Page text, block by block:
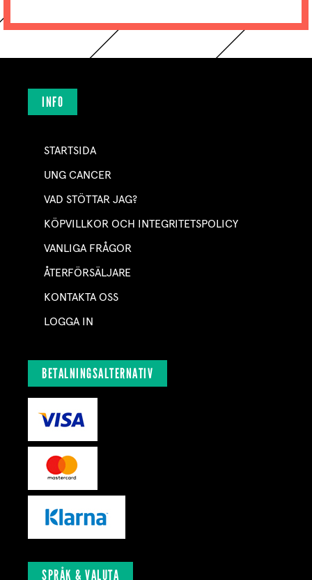
INFO
STARTSIDA
UNG CANCER
VAD STÖTTAR JAG?
KÖPVILLKOR OCH INTEGRITETSPOLICY
VANLIGA FRÅGOR
ÅTERFÖRSÄLJARE
KONTAKTA OSS
LOGGA IN
BETALNINGSALTERNATIV
SPRÅK & VALUTA